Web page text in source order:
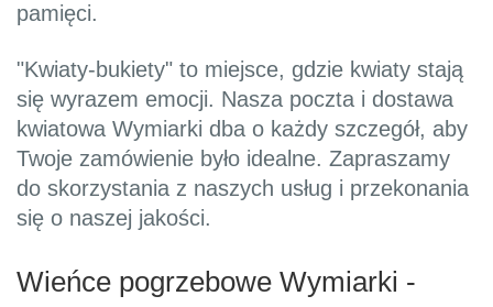
pamięci.
"Kwiaty-bukiety" to miejsce, gdzie kwiaty stają
się wyrazem emocji. Nasza poczta i dostawa
kwiatowa Wymiarki dba o każdy szczegół, aby
Twoje zamówienie było idealne. Zapraszamy
do skorzystania z naszych usług i przekonania
się o naszej jakości.
Wieńce pogrzebowe Wymiarki -